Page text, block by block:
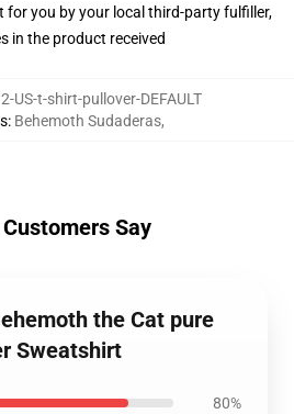
for you by your local third-party fulfiller,
in the product received
US-t-shirt-pullover-DEFAULT
: Behemoth Sudaderas,
Say
the Cat pure
Sweatshirt
80%